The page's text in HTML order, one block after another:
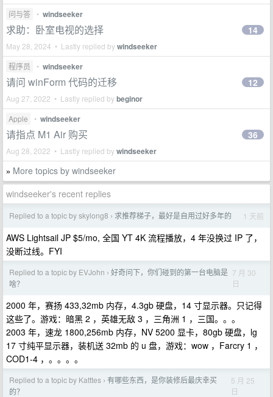
问与答
• windseeker
求助：卧室电视的选择
May 28, 2024 • Lastly replied bywindseeker
14
程序员 • windseeker
请问 winForm 代码的迁移
Aug 27, 2022 • Lastly replied bybeginor
12
Apple • windseeker
请指点 M1 Air 购买
Aug 28, 2022 • Lastly replied bywindseeker
36
» More topics by windseeker
windseeker's recent replies
Replied to a topic by skylong8 › 求推荐梯子，最好是自用过好多年的 1 天前
AWS Lightsail JP $5/mo, 全国 YT 4K 流程播放，4 年没换过 IP 了，
没断过线。FYI
Replied to a topic by EVJohn › 好奇问下，你们碰到的第一台电脑是
啥？
7 月 30
日
2000 年，赛扬 433,32mb 内存，4.3gb 硬盘，14 寸显示器。只记得
这些了。游戏：暗黑 2 ，英雄无敌 3 ，三角洲 1 ，三国。。。
2003 年，速龙 1800,256mb 内存，NV 5200 显卡，80gb 硬盘，lg
17 寸纯平显示器，装机送 32mb 的 u 盘，游戏：wow ，Farcry 1 ，
COD1-4 ，。。。。
Replied to a topic by Katttes › 有哪些东西，是你装修后最庆幸买
的？
5 月 25
日